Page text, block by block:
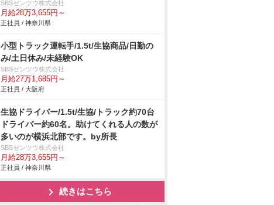
SBSゼンツウ株式会社
月給28万3,655円～
正社員 / 神奈川県
小型トラック運転手/1.5t/生協商品/日勤の
み/土日休み/未経験OK
SBSゼンツウ株式会社
月給27万1,685円～
正社員 / 大阪府
生協ドライバー/1.5t/生協/トラック約70台
ドライバー約60名。助けてくれる人の数が
多いのが横浜北部です。by所長
SBSゼンツウ株式会社
月給28万3,655円～
正社員 / 神奈川県
続きはこちら